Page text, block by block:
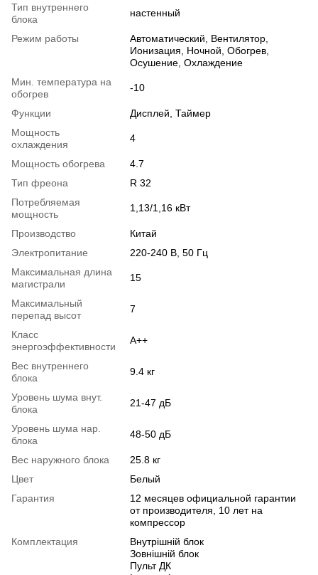
Тип внутреннего
блока
настенный
Режим работы
Автоматический, Вентилятор,
Ионизация, Ночной, Обогрев,
Осушение, Охлаждение
Мин. температура на
обогрев
-10
Функции
Дисплей, Таймер
Мощность
охлаждения
4
Мощность обогрева
4.7
Тип фреона
R 32
Потребляемая
мощность
1,13/1,16 кВт
Производство
Китай
Электропитание
220-240 В, 50 Гц
Максимальная длина
магистрали
15
Максимальный
перепад высот
7
Класс
энергоэффективности
A++
Вес внутреннего
блока
9.4 кг
Уровень шума внут.
блока
21-47 дБ
Уровень шума нар.
блока
48-50 дБ
Вес наружного блока
25.8 кг
Цвет
Белый
Гарантия
12 месяцев официальной гарантии
от производителя, 10 лет на
компрессор
Комплектация
Внутрішній блок
Зовнішній блок
Пульт ДК